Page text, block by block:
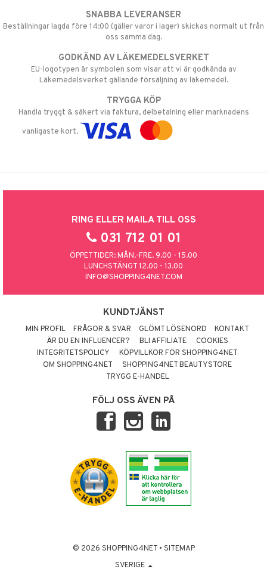
SNABBA LEVERANSER
Beställningar lagda före 14:00 (gäller varor i lager) skickas normalt ut från
oss samma dag.
GODKÄND AV LÄKEMEDELSVERKET
EU-logotypen är symbolen som visar att vi är godkända av
Läkemedelsverket gällande försäljning av läkemedel.
TRYGGA KÖP
Handla tryggt & säkert via faktura, delbetalning eller marknadens
vanligaste kort.
RING ELLER MAILA TILL OSS
031 712 01 01
ÖPPETTIDER: MÅN.-FRE. 9.00 - 15.00
LUNCHSTÄNGT 12.00 - 13.00
INFO@SHOPPING4NET.COM
KUNDTJÄNST
MIN PROFIL FRÅGOR & SVAR GLÖMT LÖSENORD
KONTAKT
ÄR DU EN INFLUENCER?
BLI AFFILIATE
COOKIES
INTEGRITETSPOLICY
KÖPVILLKOR FÖR SHOPPING4NET
OM SHOPPING4NET
SHOPPING4NET BEAUTYSTORE
TRYGG E-HANDEL
FÖLJ OSS ÄVEN PÅ
© 2026 SHOPPING4NET • SITEMAP
SVERIGE